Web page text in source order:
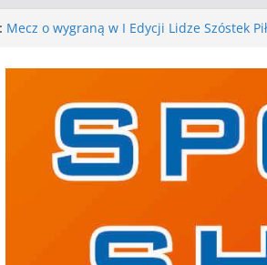
Mecz o wygraną w I Edycji Lidze Szóstek
WKS wygrywa pierwszą edycję Ligi
I mamy kolejne gry kontrolne, piłkarskie